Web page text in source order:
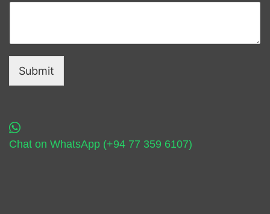
Submit
Chat on WhatsApp (+94 77 359 6107)